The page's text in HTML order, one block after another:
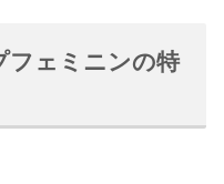
フェミニンの特